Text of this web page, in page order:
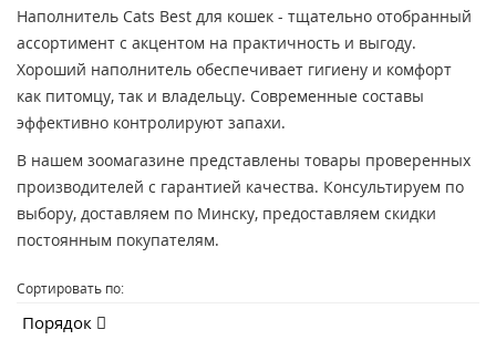
Наполнитель Cats Best для кошек - тщательно отобранный
ассортимент с акцентом на практичность и выгоду.
Хороший наполнитель обеспечивает гигиену и комфорт
как питомцу, так и владельцу. Современные составы
эффективно контролируют запахи.
В нашем зоомагазине представлены товары проверенных
производителей с гарантией качества. Консультируем по
выбору, доставляем по Минску, предоставляем скидки
постоянным покупателям.
Сортировать по:
Порядок